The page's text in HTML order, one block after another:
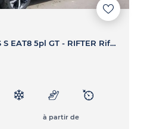
Rifter M BlueHDi 130 S S EAT8 5pl GT - RIFTER Rifter M BlueHDi 130 S S EAT8 5pl GT
à partir de